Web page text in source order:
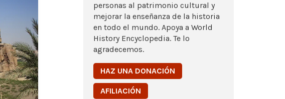
personas al patrimonio cultural y
mejorar la enseñanza de la historia
en todo el mundo. Apoya a World
History Encyclopedia. Te lo
agradecemos.
HAZ UNA DONACIÓN
AFILIACIÓN